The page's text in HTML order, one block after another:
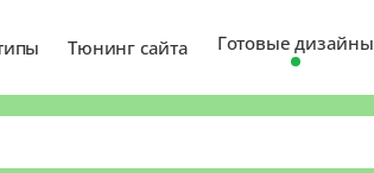
Тюнинг сайта Готовые дизайны